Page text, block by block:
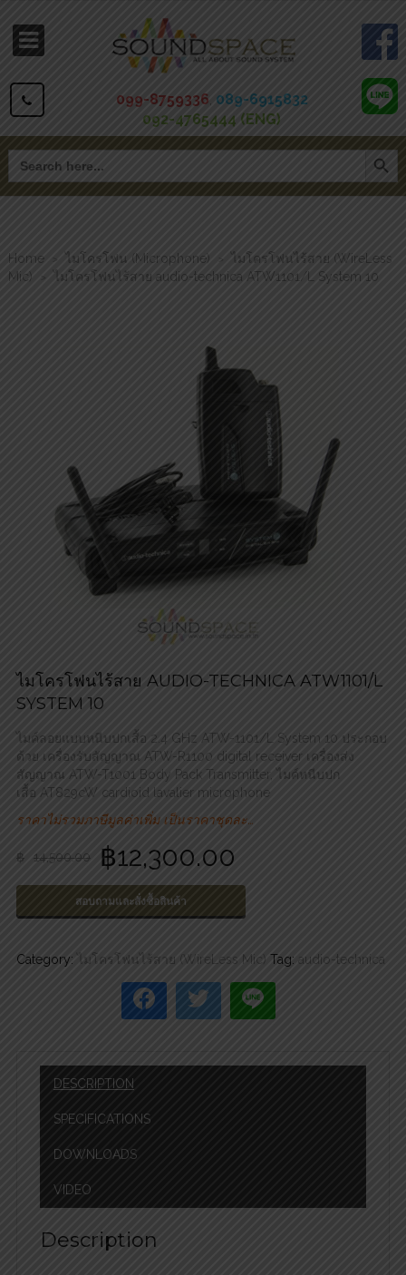
099-8759336, 089-6915832
092-4765444 (ENG)
for:
Search Button
Home > ไมโครโฟน (Microphone) >
ไมโครโฟนไร้สาย (WireLess
Mic)
> ไมโครโฟนไร้สาย audio-technica ATW1101/L System 10
ไมโครโฟนไร้สาย AUDIO-TECHNICA ATW1101/L
SYSTEM 10
ไมค์ลอยแบบหนีบปกเสื้อ 2.4 GHz ATW-1101/L System 10 ประกอบ
ด้วย เครื่องรับสัญญาณ ATW-R1100 digital receiver เครื่องส่ง
สัญญาณ ATW-T1001 Body Pack Transmitter, ไมค์หนีบปก
เสื้อ AT829cW cardioid lavalier microphone
ราคาไม่รวมภาษีมูลค่าเพิ่ม เป็นราคาชุดละ…
฿ 14,500.00 ฿12,300.00
สอบถามและสั่งซื้อสินค้า
Category: ไมโครโฟนไร้สาย (WireLess Mic) Tag: audio-technica
DESCRIPTION
SPECIFICATIONS
DOWNLOADS
VIDEO
Description